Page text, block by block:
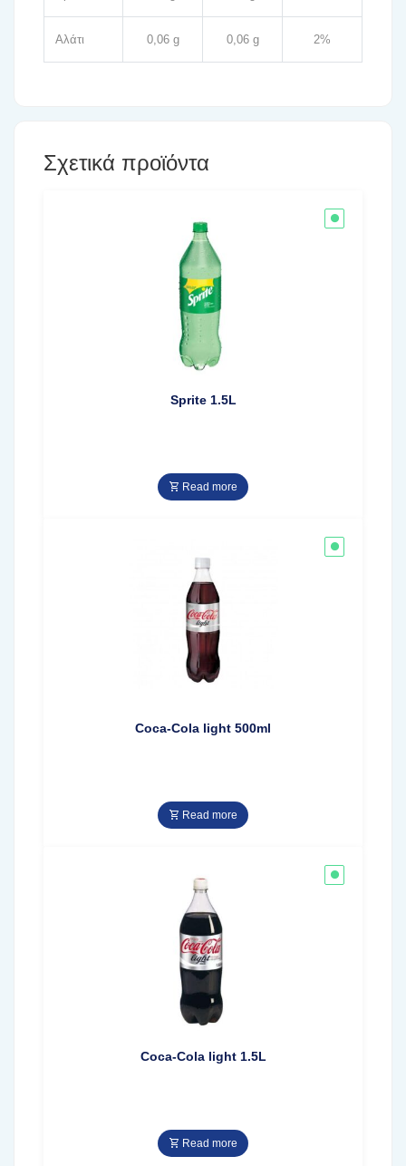
Αλάτι 0,06 g 0,06 g 2%
Σχετικά προϊόντα
Sprite 1.5L
Read more
Coca-Cola light 500ml
Read more
Coca-Cola light 1.5L
Read more